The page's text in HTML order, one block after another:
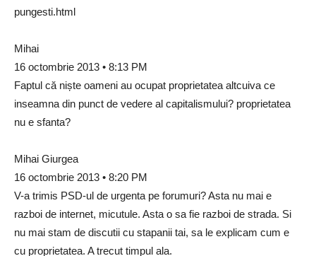
pungesti.html
Mihai
16 octombrie 2013 • 8:13 PM
Faptul că niște oameni au ocupat proprietatea altcuiva ce
inseamna din punct de vedere al capitalismului? proprietatea
nu e sfanta?
Mihai Giurgea
16 octombrie 2013 • 8:20 PM
V-a trimis PSD-ul de urgenta pe forumuri? Asta nu mai e
razboi de internet, micutule. Asta o sa fie razboi de strada. Si
nu mai stam de discutii cu stapanii tai, sa le explicam cum e
cu proprietatea. A trecut timpul ala.